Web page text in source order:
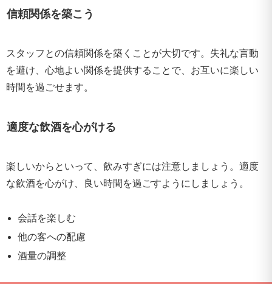
信頼関係を築こう
スタッフとの信頼関係を築くことが大切です。失礼な言動
を避け、心地よい関係を提供することで、お互いに楽しい
時間を過ごせます。
適度な飲酒を心がける
楽しいからといって、飲みすぎには注意しましょう。適度
な飲酒を心がけ、良い時間を過ごすようにしましょう。
会話を楽しむ
他の客への配慮
酒量の調整